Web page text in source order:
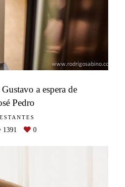
a espera de
Pedro
1391 0